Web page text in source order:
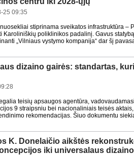
25 09:35
stiprinama sveikatos infrastruktūra –
Karoliniškių poliklinikos padalinį. Gavus
„Vilniaus vystymo kompanija“ dar šį
dizaino gairės: standartas,
teisių apsaugos agentūra,
9 straipsniu bei nacionaliniais teisės
rekomendacijas. Šiuo dokumentu
K. Donelaičio aikštės
iki universalaus